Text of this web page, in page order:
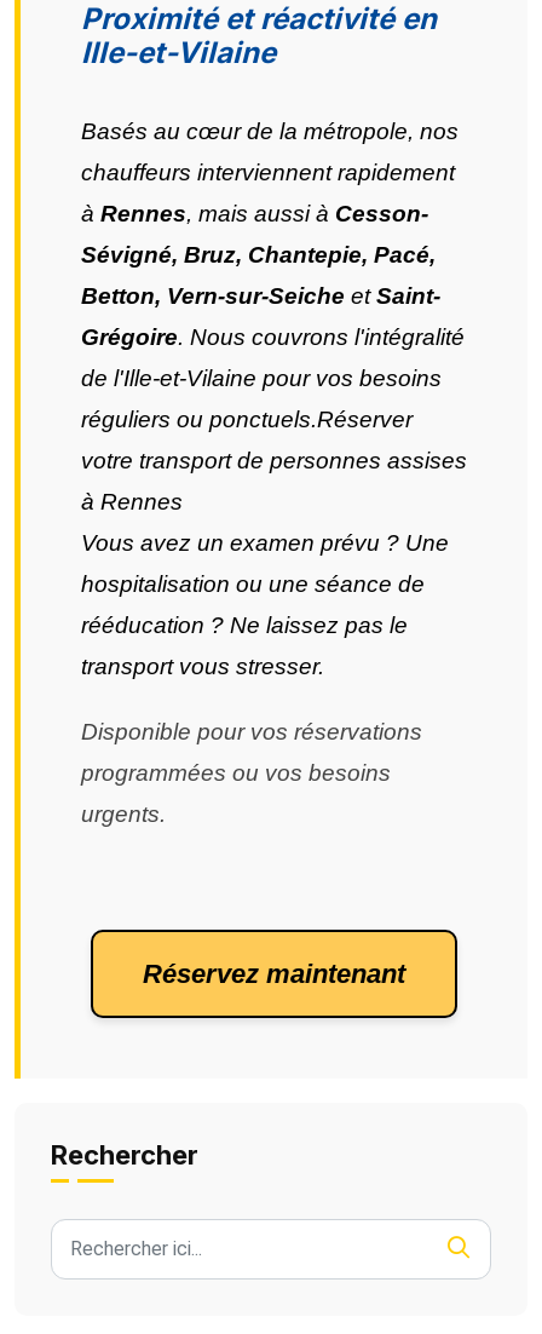
Proximité et réactivité en
Ille-et-Vilaine
Basés au cœur de la métropole, nos
chauffeurs interviennent rapidement
à Rennes, mais aussi à Cesson-
Sévigné, Bruz, Chantepie, Pacé,
Betton, Vern-sur-Seiche etSaint-
Grégoire. Nous couvrons l'intégralité
de l'Ille-et-Vilaine pour vos besoins
réguliers ou ponctuels.Réserver
votre transport de personnes assises
à Rennes
Vous avez un examen prévu ? Une
hospitalisation ou une séance de
rééducation ? Ne laissez pas le
transport vous stresser.
Disponible pour vos réservations
programmées ou vos besoins
urgents.
Réservez maintenant
Rechercher